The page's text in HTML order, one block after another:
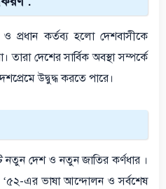
প্রধান কর্তব্য হলো দেশবাসীকে
তারা দেশের সার্বিক অবস্থা সম্পর্কে
উদ্বুদ্ধ করতে পারে।
নতুন দেশ ও নতুন জাতির কর্ণধার ।
এর ভাষা আন্দোলন ও সর্বশেষ